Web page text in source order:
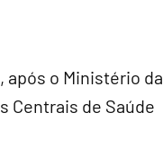
após o Ministério da
Centrais de Saúde